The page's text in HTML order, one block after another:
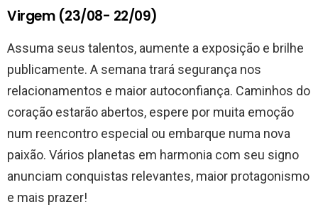
Virgem (23/08- 22/09)
Assuma seus talentos, aumente a exposição e brilhe
publicamente. A semana trará segurança nos
relacionamentos e maior autoconfiança. Caminhos do
coração estarão abertos, espere por muita emoção
num reencontro especial ou embarque numa nova
paixão. Vários planetas em harmonia com seu signo
anunciam conquistas relevantes, maior protagonismo
e mais prazer!